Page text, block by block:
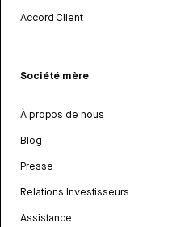
Accord Client
Société mère
À propos de nous
Blog
Presse
Relations Investisseurs
Assistance